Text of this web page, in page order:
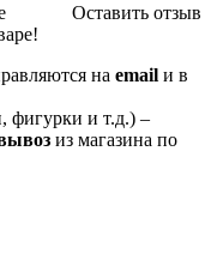
Оставить отзыв
на email и в
фигурки и т.д.) –
из магазина по